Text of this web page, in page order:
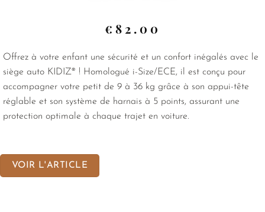
€ 82.00
Offrez à votre enfant une sécurité et un confort inégalés avec le
siège auto KIDIZ® ! Homologué i-Size/ECE, il est conçu pour
accompagner votre petit de 9 à 36 kg grâce à son appui-tête
réglable et son système de harnais à 5 points, assurant une
protection optimale à chaque trajet en voiture.
VOIR L'ARTICLE